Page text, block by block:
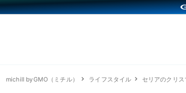
michill byGMO（ミチル） ライフスタイル セリアのクリ